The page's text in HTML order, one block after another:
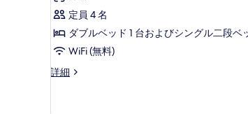
の
写
真
を
の
細
ー
ル
ー
ム
ミ
23
件)
定員 4 名
ダブルベッド 1 台およびシングル二段ベ
WiFi (無料)
詳細
フ